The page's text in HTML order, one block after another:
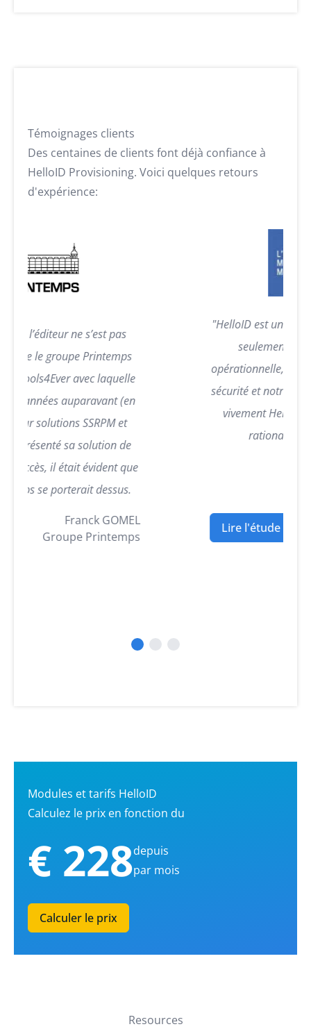
Témoignages clients
Des centaines de clients font déjà confiance à
HelloID Provisioning. Voici quelques retours
d'expérience:
"HelloID est une solution essentielle pour l’IMM.
seulement elle a amélioré notre efficacité
opérationnelle, mais elle a également renforcé
sécurité et notre tranquillité d’esprit. Je
vivement HelloID à toute entreprise cherchant à
rationaliser sa gestion des identités."
Lire l'étude de cas
Modules et tarifs HelloID
Calculez le prix en fonction du
€ 228depuis
par mois
Calculer le prix
Resources